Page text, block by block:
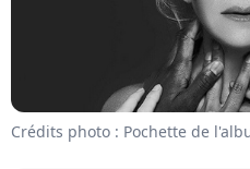
Crédits photo : Pochette de